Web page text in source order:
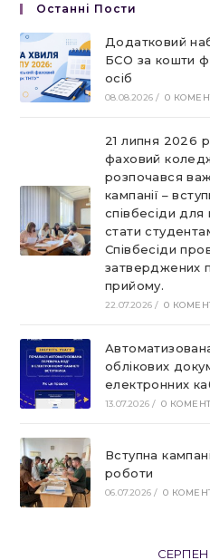
Останні Пости
Додатковий
БСО за кошти
осіб
08.08.2026 / 0
21 липня 2026
фаховий
розпочався
кампанії –
співбесіди для
стати
Співбесіди
затверджених
прийому.
22.07.2026 / 0
облікових
електронних
13.07.2026 / 0
Вступна
роботи
06.07.2026 / 0